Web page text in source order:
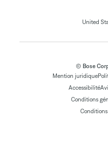
United
© Bose
Mention juridique
Accessibilité
Conditions